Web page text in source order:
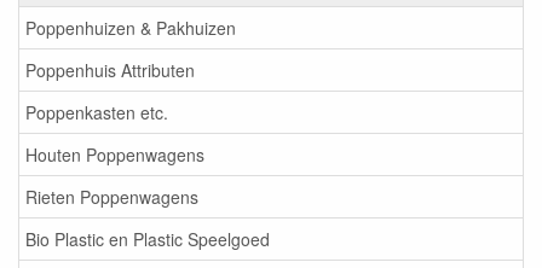
Poppenhuizen & Pakhuizen
Poppenhuis Attributen
Poppenkasten etc.
Houten Poppenwagens
Rieten Poppenwagens
Bio Plastic en Plastic Speelgoed